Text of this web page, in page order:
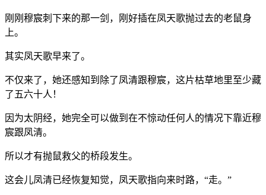
刚刚穆宸刺下来的那一剑，刚好插在凤天歌抛过去的老鼠身
上。
其实凤天歌早来了。
不仅来了，她还感知到除了凤清跟穆宸，这片枯草地里至少藏
了五六十人！
因为太阴经，她完全可以做到在不惊动任何人的情况下靠近穆
宸跟凤清。
所以才有抛鼠救父的桥段发生。
这会儿凤清已经恢复知觉，凤天歌指向来时路，“走。”